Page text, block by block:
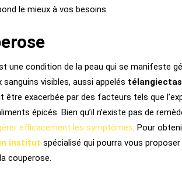
le mieux à vos besoins.
une condition de la peau qui se manifeste
visibles, aussi appelés
être exacerbée par des facteurs tels que
épicés. Bien qu’il n’existe pas de
efficacement les symptômes. Pour
institut spécialisé qui pourra vous
couperose.